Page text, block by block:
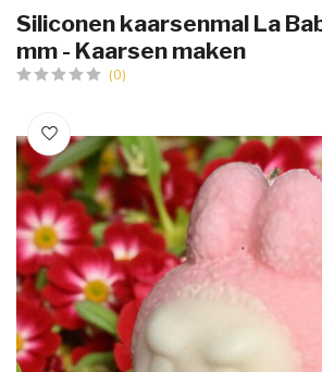
Siliconen kaarsenmal La
mm - Kaarsen maken
(0)